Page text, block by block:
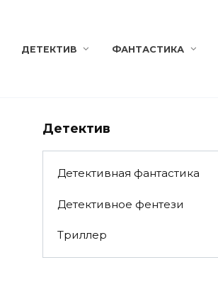
ДЕТЕКТИВ ФАНТАСТИКА
Детектив
Детективная фантастика
Детективное фентези
Триллер